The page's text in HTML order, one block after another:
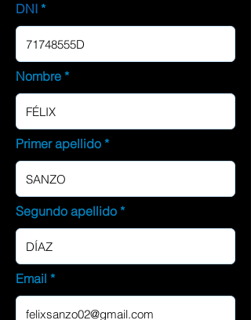
DNI
Nombre
Primer apellido
Segundo apellido
Email